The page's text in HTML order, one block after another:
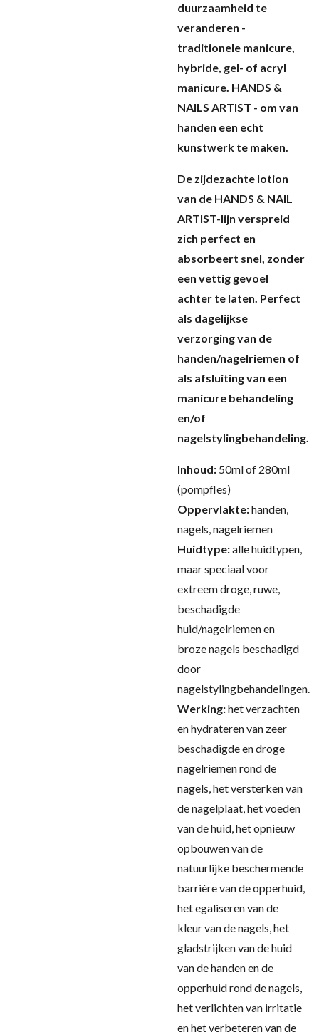
duurzaamheid te
veranderen -
traditionele manicure,
hybride, gel- of acryl
manicure. HANDS &
NAILS ARTIST - om van
handen een echt
kunstwerk te maken.
De zijdezachte lotion
van de HANDS & NAIL
ARTIST-lijn verspreid
zich perfect en
absorbeert snel, zonder
een vettig gevoel
achter te laten. Perfect
als dagelijkse
verzorging van de
handen/nagelriemen of
als afsluiting van een
manicure behandeling
en/of
nagelstylingbehandeling.
Inhoud: 50ml of 280ml
(pompfles)
Oppervlakte:handen,
nagels, nagelriemen
Huidtype:alle huidtypen,
maar speciaal voor
extreem droge, ruwe,
beschadigde
huid/nagelriemen en
broze nagels beschadigd
door
nagelstylingbehandelingen.
Werking:het verzachten
en hydrateren van zeer
beschadigde en droge
nagelriemen rond de
nagels, het versterken van
de nagelplaat, het voeden
van de huid, het opnieuw
opbouwen van de
natuurlijke beschermende
barrière van de opperhuid,
het egaliseren van de
kleur van de nagels, het
gladstrijken van de huid
van de handen en de
opperhuid rond de nagels,
het verlichten van irritatie
en het verbeteren van de